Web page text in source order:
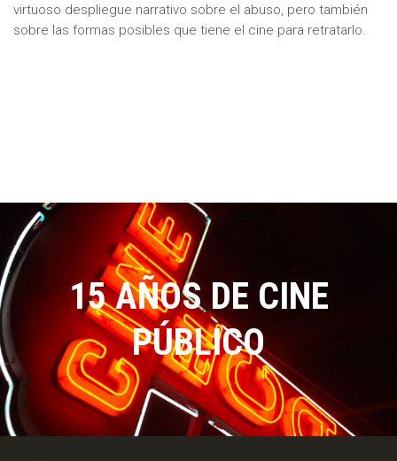
virtuoso despliegue narrativo sobre el abuso, pero también
sobre las formas posibles que tiene el cine para retratarlo.
15 AÑOS DE CINE
PÚBLICO